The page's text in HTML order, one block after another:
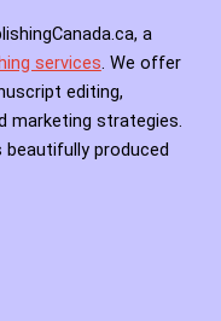
a
services. We offer
editing,
marketing strategies.
produced